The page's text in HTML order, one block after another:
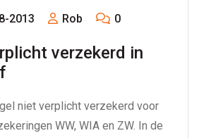
2013 Rob 0
verzekerd in
niet verplicht verzekerd voor
WW, WIA en ZW. In de